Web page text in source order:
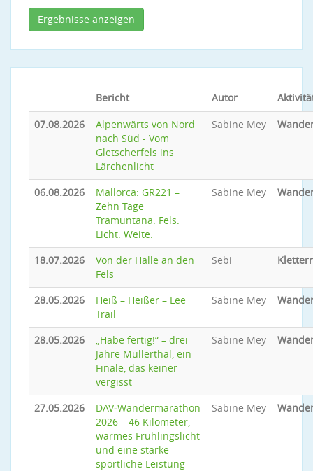
Bericht Autor
07.08.2026
Alpenwärts von Nord
nach Süd - Vom
Gletscherfels ins
Lärchenlicht
Sabine Mey
06.08.2026
Mallorca: GR221 –
Zehn Tage
Tramuntana. Fels.
Licht. Weite.
Sabine Mey
18.07.2026
Von der Halle an den
Fels
Sebi
28.05.2026
Heiß – Heißer – Lee
Trail
Sabine Mey
28.05.2026
„Habe fertig!“ – drei
Jahre Mullerthal, ein
Finale, das keiner
vergisst
Sabine Mey
27.05.2026
DAV‑Wandermarathon
2026 – 46 Kilometer,
warmes Frühlingslicht
und eine starke
sportliche Leistung
Sabine Mey